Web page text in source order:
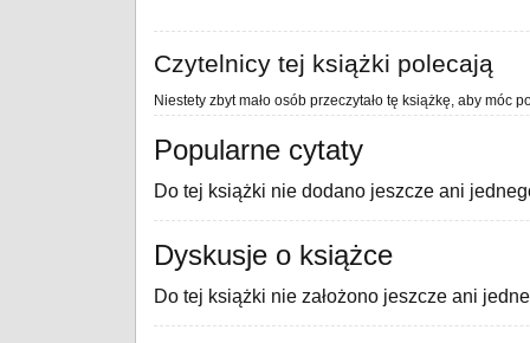
Czytelnicy tej książki polecają
Niestety zbyt mało osób przeczytało tę książkę, aby móc
Popularne cytaty
Do tej książki nie dodano jeszcze ani
Dyskusje o książce
Do tej książki nie założono jeszcze ani